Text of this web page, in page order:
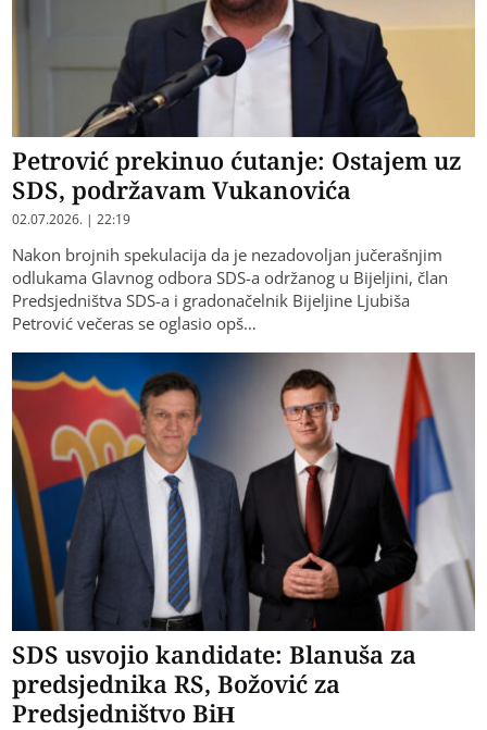
Petrović prekinuo ćutanje: Ostajem uz
SDS, podržavam Vukanovića
02.07.2026. | 22:19
Nakon brojnih spekulacija da je nezadovoljan jučerašnjim
odlukama Glavnog odbora SDS-a održanog u Bijeljini, član
Predsjedništva SDS-a i gradonačelnik Bijeljine Ljubiša
Petrović večeras se oglasio opš…
SDS usvojio kandidate: Blanuša za
predsjednika RS, Božović za
Predsjedništvo BiH